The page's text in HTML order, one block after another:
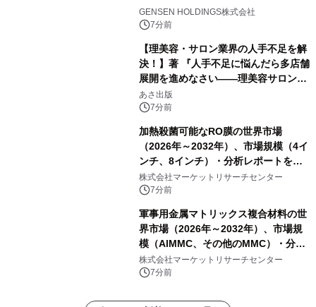
GENSEN HOLDINGS株式会社
7分前
【理美容・サロン業界の人手不足を解
決！】著 『人手不足に悩んだら多店舗
展開を進めなさい――理美容サロン
「多店舗展開」の教科書』2026年8月
24日（月）発売
あさ出版
7分前
加熱殺菌可能なRO膜の世界市場
（2026年～2032年）、市場規模（4イ
ンチ、8インチ）・分析レポートを発
表
株式会社マーケットリサーチセンター
7分前
軍事用金属マトリックス複合材料の世
界市場（2026年～2032年）、市場規
模（AlMMC、その他のMMC）・分析
レポートを発表
株式会社マーケットリサーチセンター
7分前